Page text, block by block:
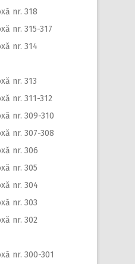
nr. 318
nr. 315-317
nr. 314
nr. 313
nr. 311-312
nr. 309-310
nr. 307-308
nr. 306
nr. 305
nr. 304
nr. 303
nr. 302
nr. 300-301